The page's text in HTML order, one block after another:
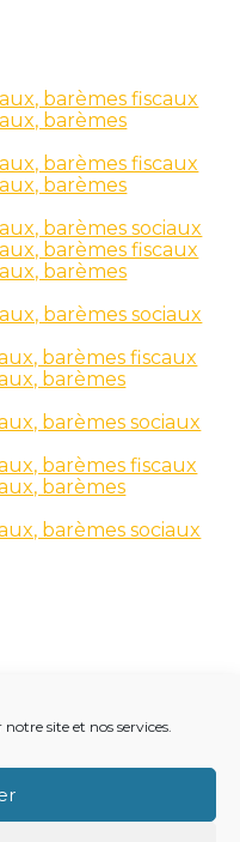
site et nos services.
barèmes fiscaux
barèmes
barèmes fiscaux
barèmes
barèmes sociaux
barèmes fiscaux
barèmes
barèmes sociaux
barèmes fiscaux
barèmes
barèmes sociaux
barèmes fiscaux
barèmes
barèmes sociaux
ACTUALITÉ
CONTACT